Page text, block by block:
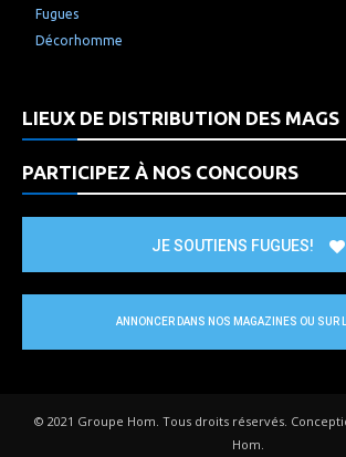
Fugues
Décorhomme
LIEUX DE DISTRIBUTION DES MAGS
PARTICIPEZ À NOS CONCOURS
JE SOUTIENS FUGUES!
ANNONCER DANS NOS MAGAZINES OU SUR
© 2021 Groupe Hom. Tous droits réservés.
Hom.